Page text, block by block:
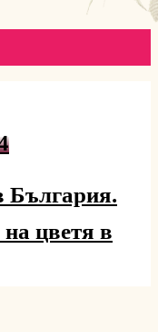
България.
цветя в